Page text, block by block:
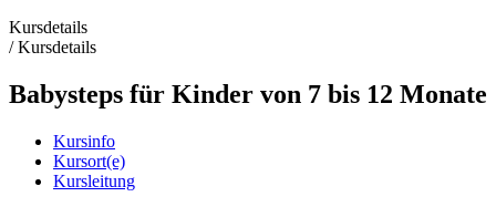
Kursdetails
/Kursdetails
Babysteps für Kinder von 7 bis 12 Monate
Kursinfo
Kursort(e)
Kursleitung